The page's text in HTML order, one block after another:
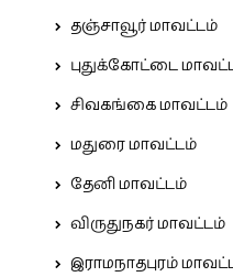
தஞ்சாவூர் மாவட்டம்
புதுக்கோட்டை
சிவகங்கை மாவட்டம்
மதுரை மாவட்டம்
தேனி மாவட்டம்
விருதுநகர் மாவட்டம்
இராமநாதபுரம்